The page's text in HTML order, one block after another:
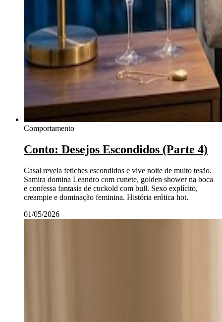
Comportamento
Conto: Desejos Escondidos (Parte 4)
Casal revela fetiches escondidos e vive noite de muito tesão.
Samira domina Leandro com cunete, golden shower na boca
e confessa fantasia de cuckold com bull. Sexo explícito,
creampie e dominação feminina. História erótica hot.
01/05/2026